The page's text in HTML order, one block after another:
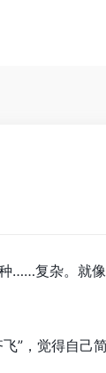
……复杂。就
”，觉得自己